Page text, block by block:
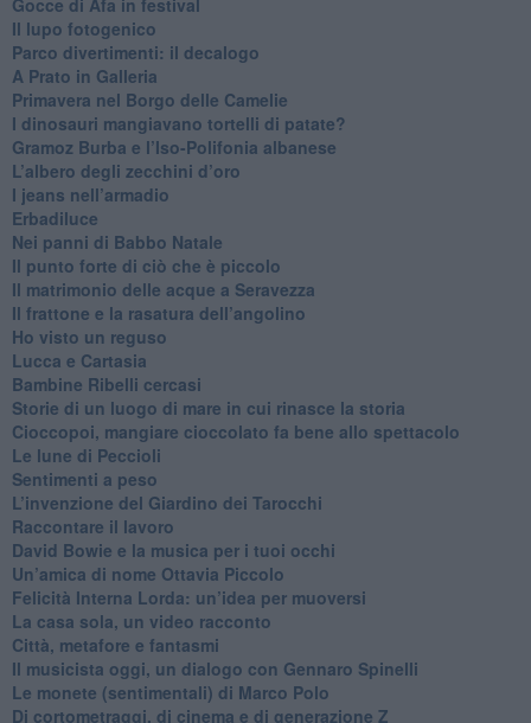
​Gocce di Afa in festival
​Il lupo fotogenico
​Parco divertimenti: il decalogo
​A Prato in Galleria
​Primavera nel Borgo delle Camelie
I dinosauri mangiavano tortelli di patate?
​Gramoz Burba e l’Iso-Polifonia albanese
L’albero degli zecchini d’oro
​I jeans nell’armadio
Erbadiluce
Nei panni di Babbo Natale
​Il punto forte di ciò che è piccolo
​Il matrimonio delle acque a Seravezza
​Il frattone e la rasatura dell’angolino
​Ho visto un reguso
Lucca e Cartasia
Bambine Ribelli cercasi
Storie di un luogo di mare in cui rinasce la storia
Cioccopoi, mangiare cioccolato fa bene allo spettacolo
​Le lune di Peccioli
​Sentimenti a peso
​L’invenzione del Giardino dei Tarocchi
​Raccontare il lavoro
David Bowie e la musica per i tuoi occhi
Un’amica di nome Ottavia Piccolo
​Felicità Interna Lorda: un’idea per muoversi
​La casa sola, un video racconto
​Città, metafore e fantasmi
Il musicista oggi, un dialogo con Gennaro Spinelli
Le monete (sentimentali) di Marco Polo
​Di cortometraggi, di cinema e di generazione Z